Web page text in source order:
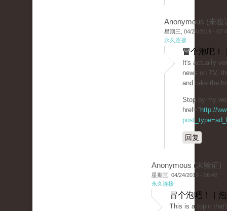
Anonymous (未验
星期三, 04/24/2019 -
永久连接
冒个泡吧！
It's actuаlⅼy
news on TV,
and take the
Stop by my
href=" http://
回复
Anonymous (未验证)
星期三, 04/24/2019 - 06:42
永久连接
冒个泡吧！ |
Ꭲhis is a topic